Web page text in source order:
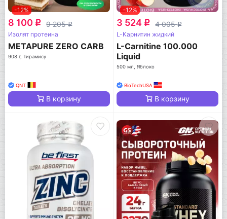
-12%
8 100 q 9 205q
Изолят протеина
METAPURE ZERO CARB
908 г, Тирамису
QNT
В корзину
-12%
3 524 q 4 005q
L-Карнитин жидкий
L-Carnitine 100.000
Liquid
500 мл, Яблоко
BioTechUSA
В корзину